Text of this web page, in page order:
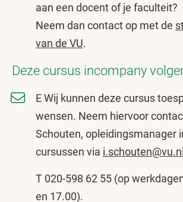
aan een docent of je faculteit?
Neem dan contact op met de
van de VU.
Deze cursus incompany
E Wij kunnen deze cursus
wensen. Neem hiervoor
Schouten, opleidingsmanager
cursussen via i.schouten@vu.nl
T 020-598 62 55 (op
en 17.00).